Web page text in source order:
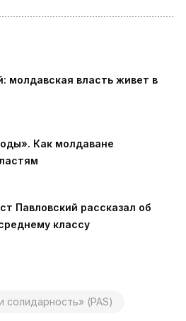
молдавская власть живет в
Как молдаване
Павловский рассказал об
классу
солидарность» (PAS)